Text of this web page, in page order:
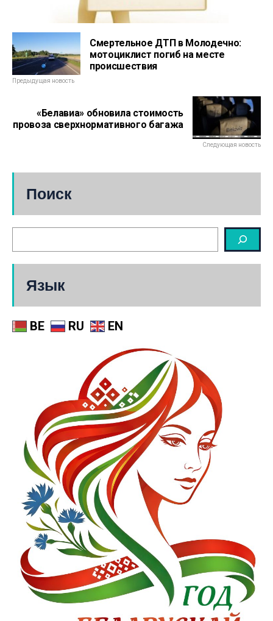
Смертельное ДТП в Молодечно:
мотоциклист погиб на месте
происшествия
Предыдущая новость
«Белавиа» обновила стоимость
провоза сверхнормативного багажа
Следующая новость
Поиск
Язык
BE RU EN